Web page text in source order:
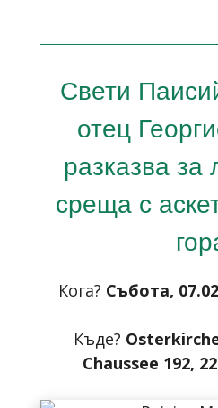
Свети
отец
разказва за
среща с
Кога? Събота,
Къде?
Chaussee 192,